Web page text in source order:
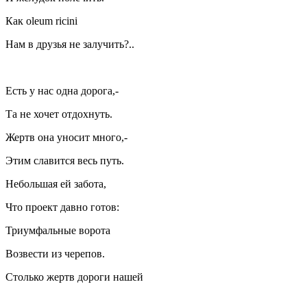
Как oleum ricini
Нам в друзья не залучить?..
Есть у нас одна дорога,-
Та не хочет отдохнуть.
Жертв она уносит много,-
Этим славится весь путь.
Небольшая ей забота,
Что проект давно готов:
Триумфальные ворота
Возвести из черепов.
Столько жертв дороги нашей